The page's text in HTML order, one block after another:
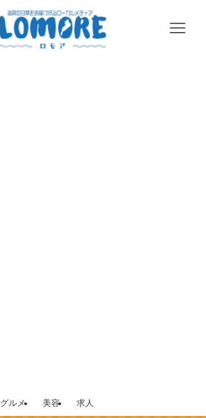
グルメ 美容 求人